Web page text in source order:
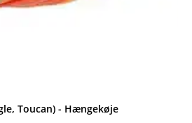
Toucan) - Hængekøje